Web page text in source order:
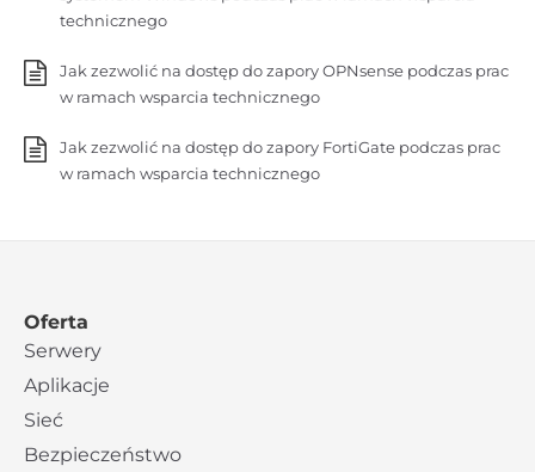
technicznego
Jak zezwolić na dostęp do zapory OPNsense podczas prac
w ramach wsparcia technicznego
Jak zezwolić na dostęp do zapory FortiGate podczas prac
w ramach wsparcia technicznego
Oferta
Serwery
Aplikacje
Sieć
Bezpieczeństwo